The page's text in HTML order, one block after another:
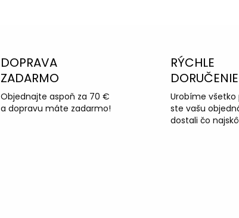
DOPRAVA
ZADARMO
Objednajte aspoň za 70 €
a dopravu máte zadarmo!
RÝCHLE
DORUČENIE
Urobíme
ste vašu
dostali čo